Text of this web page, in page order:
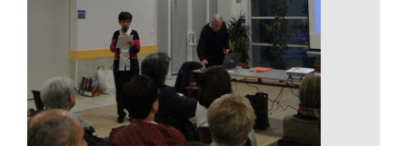
Madagascar route
VOIR LE DÉTAIL